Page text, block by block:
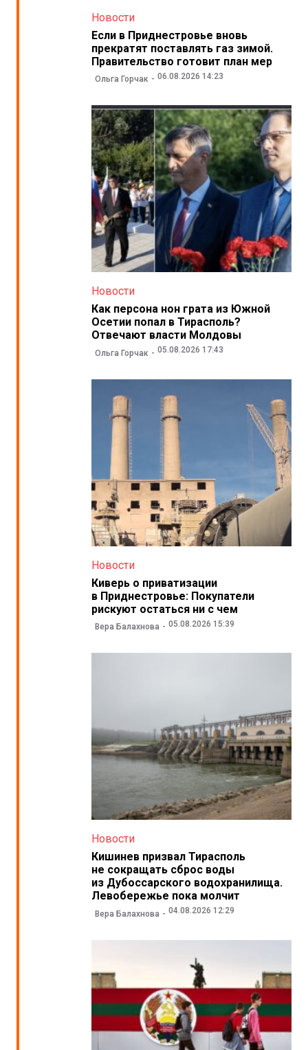
Новости
Если в Приднестровье вновь
прекратят поставлять газ зимой.
Правительство готовит план мер
Ольга Горчак 06.08.2026 14:23
Новости
Как персона нон грата из Южной
Осетии попал в Тирасполь?
Отвечают власти Молдовы
Ольга Горчак 05.08.2026 17:43
Новости
Киверь о приватизации
в Приднестровье: Покупатели
рискуют остаться ни с чем
Вера Балахнова 05.08.2026 15:39
Новости
Кишинев призвал Тирасполь
не сокращать сброс воды
из Дубоссарского водохранилища.
Левобережье пока молчит
Вера Балахнова 04.08.2026 12:29